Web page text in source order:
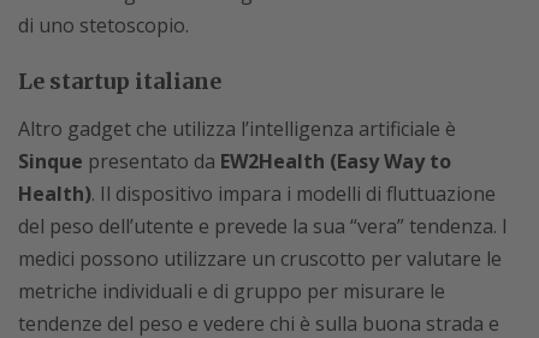
di uno stetoscopio.
Le startup italiane
Altro gadget che utilizza l’intelligenza artificiale è
Sinque presentato da EW2Health (Easy Way to
Health). Il dispositivo impara i modelli di fluttuazione
del peso dell’utente e prevede la sua “vera” tendenza. I
medici possono utilizzare un cruscotto per valutare le
metriche individuali e di gruppo per misurare le
tendenze del peso e vedere chi è sulla buona strada e